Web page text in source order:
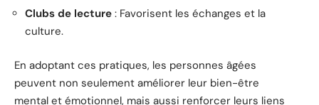
Clubs de lecture : Favorisent les échanges et la
culture.
En adoptant ces pratiques, les personnes âgées
peuvent non seulement améliorer leur bien-être
mental et émotionnel, mais aussi renforcer leurs liens